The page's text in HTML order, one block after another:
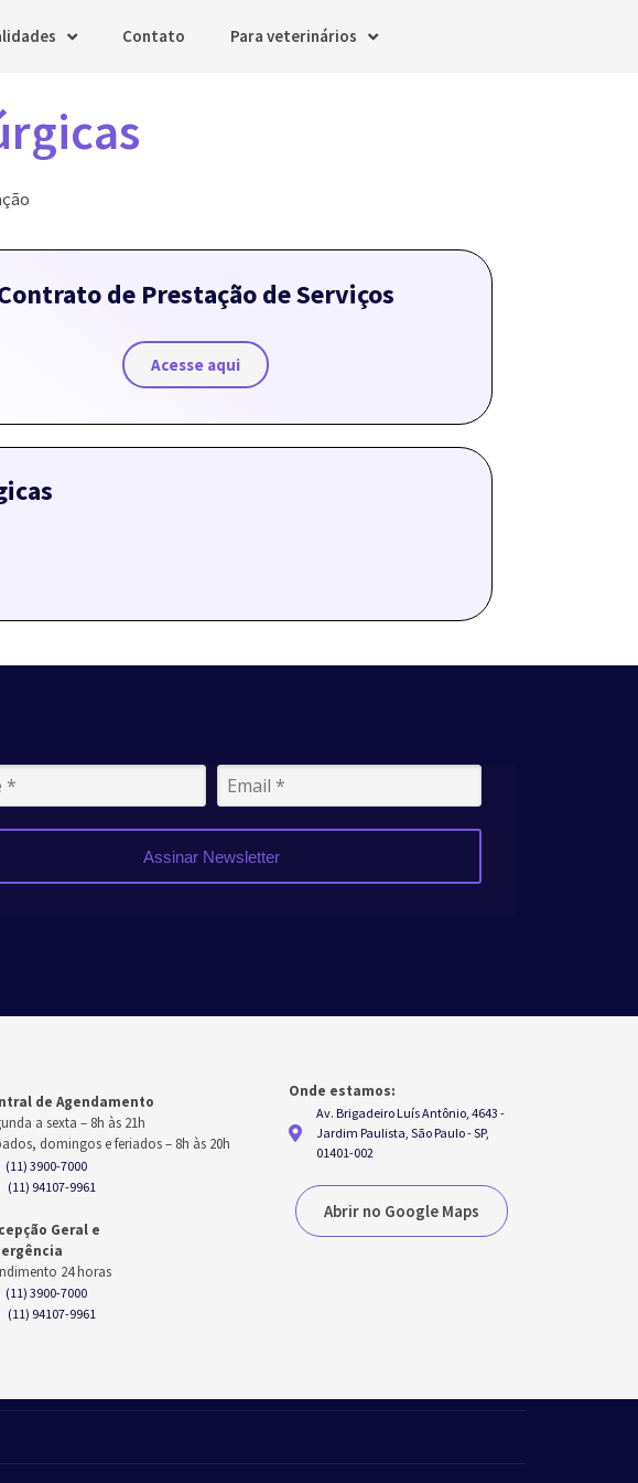
Contato Para veterinários
de Prestação de Serviços
Acesse aqui
Assinar Newsletter
de Agendamento
a sexta – 8h às 21h
domingos e feriados– 8h às 20h
(11) 3900-7000
(11) 94107-9961
Geral e
24 horas
(11) 3900-7000
(11) 94107-9961
Onde estamos:
Av. Brigadeiro Luís Antônio, 4643 -
Jardim Paulista, São Paulo - SP,
01401-002
Abrir no Google Maps